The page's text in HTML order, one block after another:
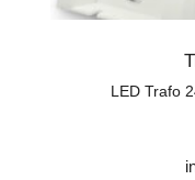
LED Trafo